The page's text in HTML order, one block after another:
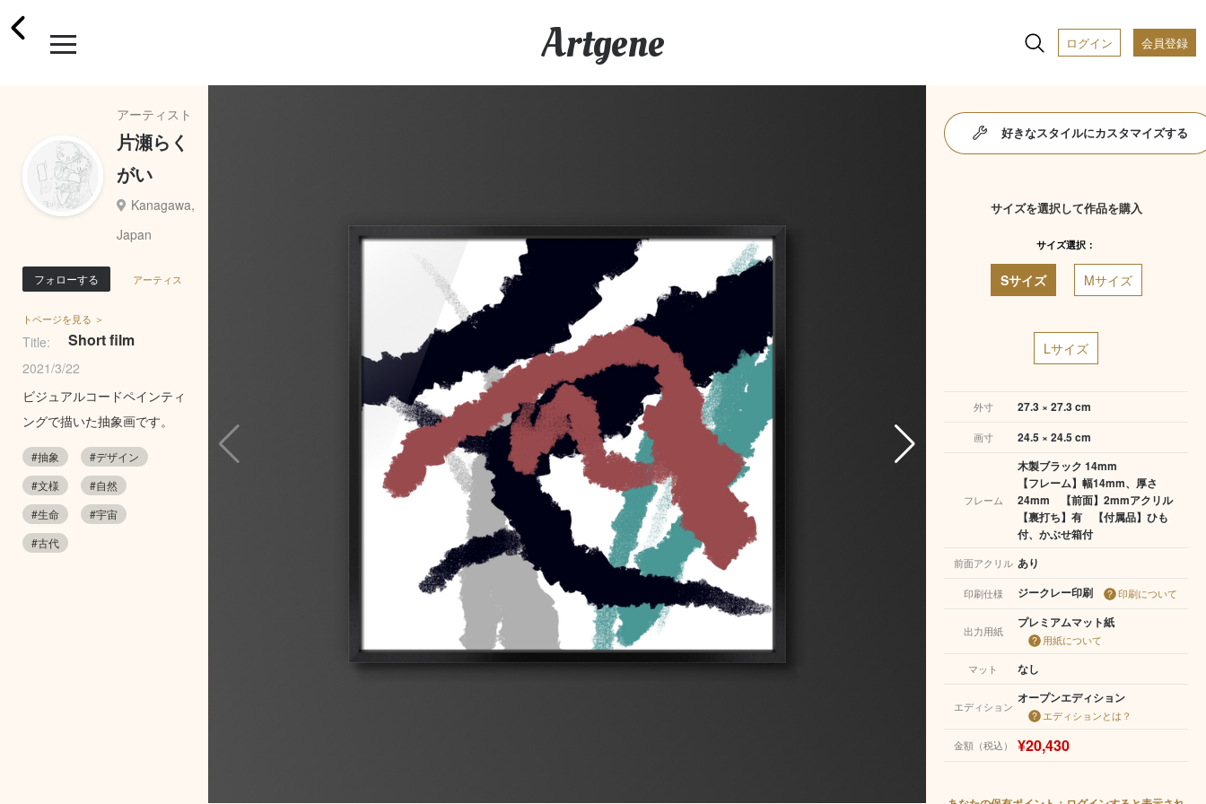
Artgene ログイン 会員登録
アーティスト
片瀬らく
がい
Kanagawa,
Japan
フォローする アーティス
トページを見る ＞
Title: Short film
2021/3/22
ビジュアルコードペインティ
ングで描いた抽象画です。
#抽象
#デザイン
#文様
#自然
#生命
#宇宙
#古代
好きなスタイルにカスタマイズする
サイズを選択して作品を購入
サイズ選択：
Sサイズ Mサイズ
Lサイズ
外寸 27.3 × 27.3 cm
画寸 24.5 × 24.5 cm
フレーム
木製ブラック 14mm
【フレーム】幅14mm、厚さ
24mm 【前面】2mmアクリル
【裏打ち】有 【付属品】ひも
付、かぶせ箱付
前面アクリル あり
印刷仕様 ジークレー印刷 印刷について
出力用紙
プレミアムマット紙
用紙について
マット
なし
エディション
オープンエディション
エディションとは？
金額（税込） ¥20,430